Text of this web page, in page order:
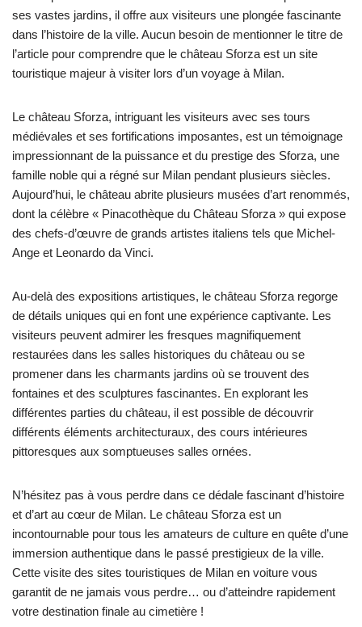
ses vastes jardins, il offre aux visiteurs une plongée fascinante
dans l’histoire de la ville. Aucun besoin de mentionner le titre de
l’article pour comprendre que le château Sforza est un site
touristique majeur à visiter lors d’un voyage à Milan.
Le château Sforza, intriguant les visiteurs avec ses tours
médiévales et ses fortifications imposantes, est un témoignage
impressionnant de la puissance et du prestige des Sforza, une
famille noble qui a régné sur Milan pendant plusieurs siècles.
Aujourd’hui, le château abrite plusieurs musées d’art renommés,
dont la célèbre « Pinacothèque du Château Sforza » qui expose
des chefs-d’œuvre de grands artistes italiens tels que Michel-
Ange et Leonardo da Vinci.
Au-delà des expositions artistiques, le château Sforza regorge
de détails uniques qui en font une expérience captivante. Les
visiteurs peuvent admirer les fresques magnifiquement
restaurées dans les salles historiques du château ou se
promener dans les charmants jardins où se trouvent des
fontaines et des sculptures fascinantes. En explorant les
différentes parties du château, il est possible de découvrir
différents éléments architecturaux, des cours intérieures
pittoresques aux somptueuses salles ornées.
N’hésitez pas à vous perdre dans ce dédale fascinant d’histoire
et d’art au cœur de Milan. Le château Sforza est un
incontournable pour tous les amateurs de culture en quête d’une
immersion authentique dans le passé prestigieux de la ville.
Cette visite des sites touristiques de Milan en voiture vous
garantit de ne jamais vous perdre… ou d’atteindre rapidement
votre destination finale au cimetière !